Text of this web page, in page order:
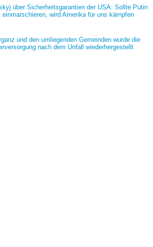
über Sicherheitsgarantien der USA: Sollte Putin
einmarschieren, wird Amerika für uns kämpfen
und den umliegenden Gemeinden wurde die
nach dem Unfall wiederhergestellt